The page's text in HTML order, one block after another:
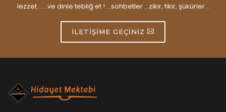
lezzet... ...ve dinle tebliğ et ! ...sohbetler ...zikir, fikir, şükürler...
İLETIŞIME GEÇINIZ